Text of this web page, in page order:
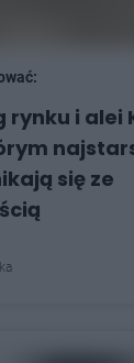
rynku i alei
się ze